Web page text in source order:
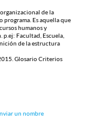
de la
programa. Es aquella que
humanos y
p.ej: Facultad, Escuela,
de la estructura
Glosario Criterios
un nombre